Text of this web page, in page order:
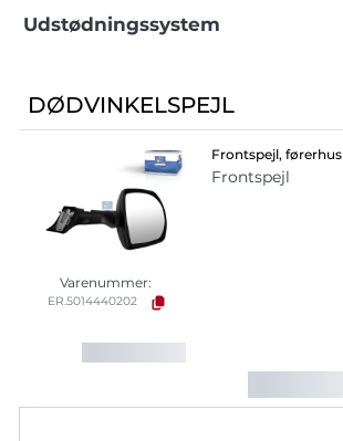
Udstødningssystem
DØDVINKELSPEJL
Varenummer:
ER.5014440202
Frontspejl, førerhus
Frontspejl